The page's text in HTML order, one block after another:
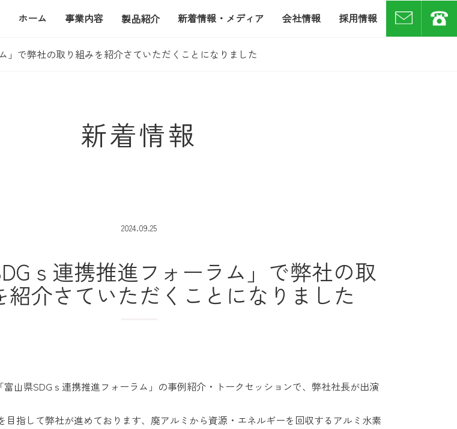
ホーム 事業内容 製品紹介 新着情報・メディア 会社情報 採用情報 お問い合わせ
」で弊社の取り組みを紹介さていただくことになりました
新着情報
2024.09.25
ｓ連携推進フォーラム」で弊社の取
紹介さていただくことになりました
富山県SDGｓ連携推進フォーラム」の事例紹介・トークセッションで、弊社社長が出演
目指して弊社が進めております、廃アルミから資源・エネルギーを回収するアルミ水素